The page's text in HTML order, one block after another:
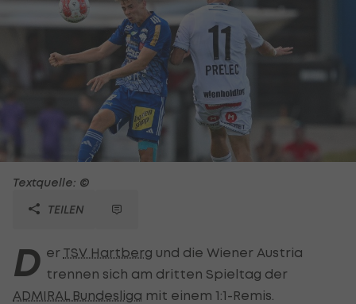
Textquelle: ©
TEILEN
D er TSV Hartberg und die Wiener Austria
trennen sich am dritten Spieltag der
ADMIRAL Bundesliga mit einem 1:1-Remis.